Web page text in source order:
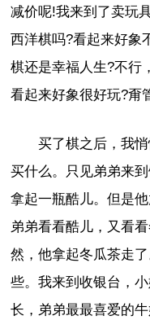
减价呢!我来到了卖玩
西洋棋吗?看起来好象
棋还是幸福人生?不行
看起来好象很好玩?甭
买了棋之后，我
买什么。只见弟弟来
拿起一瓶酷儿。但是
弟弟看看酷儿，又看
然，他拿起冬瓜茶走
些。我来到收银台，
长，弟弟最最喜爱的